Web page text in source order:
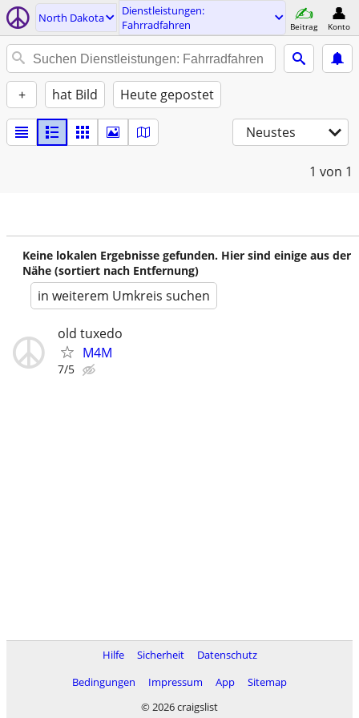
North Dakota
Dienstleistungen:
Fahrradfahren
Beitrag Konto
+ hat Bild Heute gepostet
Neustes
1 von 1
Keine lokalen Ergebnisse gefunden. Hier sind einige aus der
Nähe (sortiert nach Entfernung)
in weiterem Umkreis suchen
old tuxedo
M4M
7/5
Hilfe Sicherheit
Datenschutz
Bedingungen
Impressum App
Sitemap
© 2026 craigslist